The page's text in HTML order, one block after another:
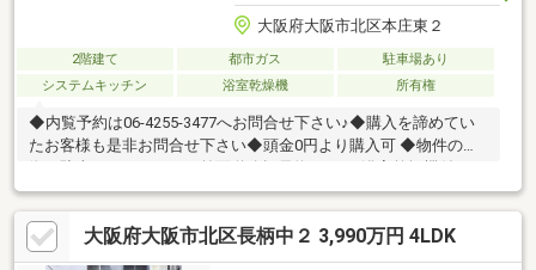
大阪府大阪市北区本庄東２
2階建て 都市ガス
駐車場あり
システムキッチン
浴室乾燥機 所有権
◆内覧予約は06-4255-3477へお問合せ下さい♪◆購入を諦めてい
たお客様も是非お問合せ下さい◆頭金0円より購入可 ◆物件の特
雨の日も安心・ゆとりのある４LDKの間取り・2沿線利用可能・生
活便利な周辺環境◆見るだけ大歓迎◆接客対応品質に自信があり
◆夜間早朝もお気軽にご連絡ください！◆無料送迎可「購入する
か分からないけど見るだけ見たい」「他社の物件もまとめて見て
大阪府大阪市北区長柄中２ 3,990万円 4LDK